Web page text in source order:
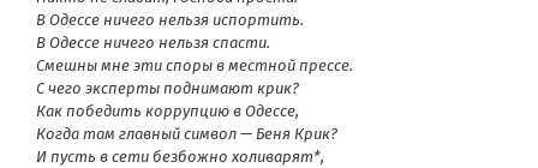
В Одессе ничего нельзя испортить.
В Одессе ничего нельзя спасти.
Смешны мне эти споры в местной прессе.
С чего эксперты поднимают крик?
Как победить коррупцию в Одессе,
Когда там главный символ — Беня Крик?
И пусть в сети безбожно холиварят*,